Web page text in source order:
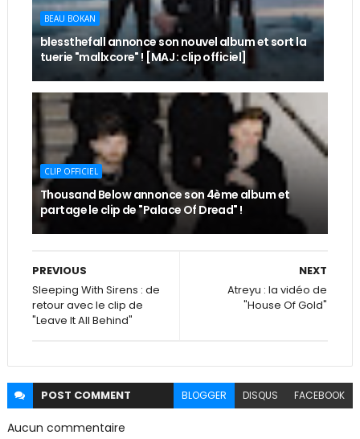
BEAU BOKAN
blessthefall annonce son nouvel album et sort la
tuerie "mallxcore" ! [MAJ : clip officiel]
CLIP OFFICIEL
Thousand Below annonce son 4ème album et
partage le clip de "Palace Of Dread" !
NEXT
Atreyu : la vidéo de
"House Of Gold"
PREVIOUS
Sleeping With Sirens : de
retour avec le clip de
"Leave It All Behind"
POST COMMENT BLOGGER DISQUS FACEBOOK
Aucun commentaire